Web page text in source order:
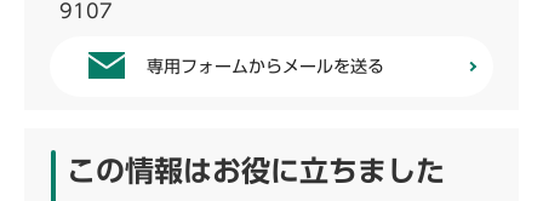
9107
専用フォームからメールを送る
この情報はお役に立ちました